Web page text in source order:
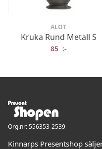
ALOT
Kruka Rund Metall S
85 :-
Org.nr: 556353-2539
Kinnarps Presentshop